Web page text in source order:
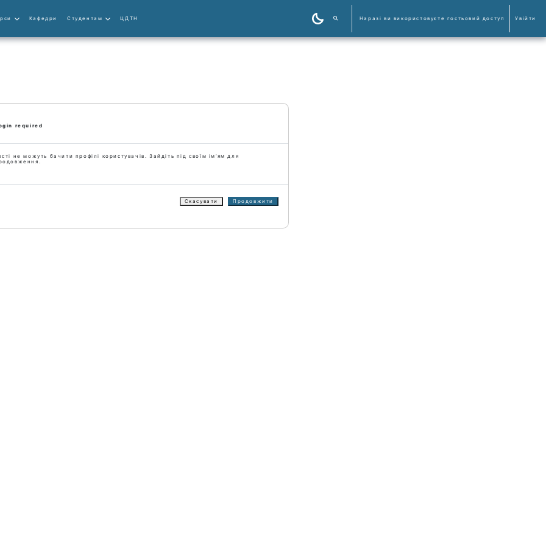
Кафедри Студентам ЦДТН Пошук курсівНаразі ви використовуєте гостьовий доступ Увійти
required
не можуть бачити профілі користувачів. Зайдіть під своїм ім’ям для
Скасувати Продовжити